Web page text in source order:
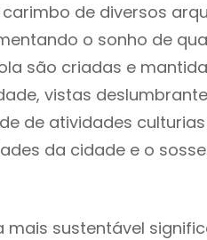
de diversos
o sonho de
são criadas e
vistas
de atividades
da cidade e o
mais sustentável